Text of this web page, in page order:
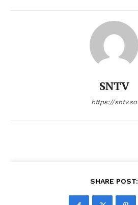
SNTV
https://sntv.so
SHARE POST: